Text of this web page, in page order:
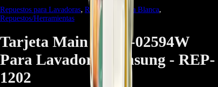
Repuestos para Lavadoras, Repuestos Línea Blanca,
Repuestos/Herramientas
Tarjeta Main DC92-02594W
Para Lavadora Samsung - REP-
1202